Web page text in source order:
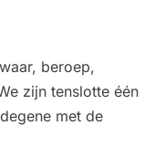
beroep,
zijn tenslotte één
met de